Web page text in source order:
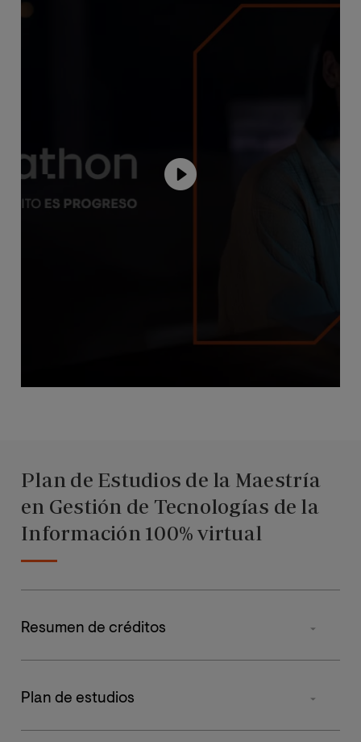
Plan de Estudios de la Maestría
en Gestión de Tecnologías de la
Información 100% virtual
Resumen de créditos
Plan de estudios